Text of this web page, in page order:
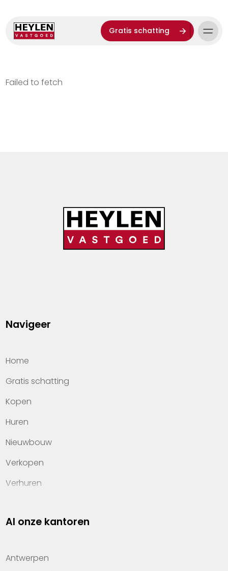
Gratis schatting
Failed to fetch
Navigeer
Home
Gratis schatting
Kopen
Huren
Nieuwbouw
Verkopen
Verhuren
Property management
Kennis van wonen
Al onze kantoren
Antwerpen